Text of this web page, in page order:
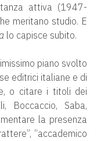
attiva (1947-
meritano studio. E
lo capisce subito.
piano svolto
editrici italiane e di
o citare i titoli dei
Boccaccio, Saba,
la presenza
“accademico